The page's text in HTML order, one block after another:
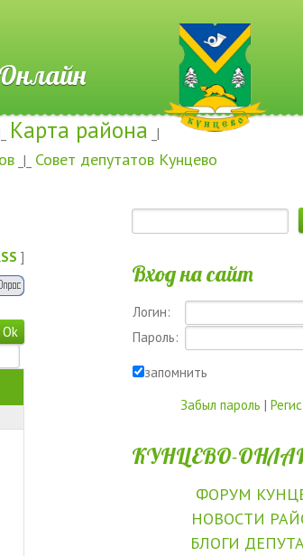
Онлайн
Карта района _|
_|_ Совет депутатов Кунцево
]
Вход на сайт
Логин:
Пароль:
запомнить
Забыл пароль |
КУНЦЕВО-
ФОРУМ
НОВОСТИ
БЛОГИ